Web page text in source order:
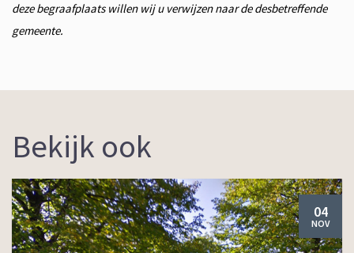
deze begraafplaats willen wij u verwijzen naar de desbetreffende
gemeente.
Bekijk ook
04
NOV